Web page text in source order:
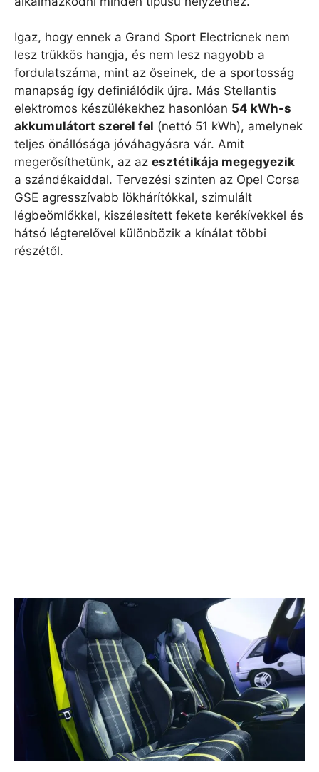
Igaz, hogy ennek a Grand Sport Electricnek nem
lesz trükkös hangja, és nem lesz nagyobb a
fordulatszáma, mint az őseinek, de a sportosság
manapság így definiálódik újra. Más Stellantis
elektromos készülékekhez hasonlóan 54 kWh-s
akkumulátort szerel fel (nettó 51 kWh), amelynek
teljes önállósága jóváhagyásra vár. Amit
megerősíthetünk, az az esztétikája megegyezik
a szándékaiddal. Tervezési szinten az Opel Corsa
GSE agresszívabb lökhárítókkal, szimulált
légbeömlőkkel, kiszélesített fekete kerékívekkel és
hátsó légterelővel különbözik a kínálat többi
részétől.